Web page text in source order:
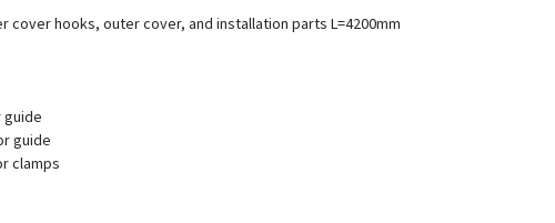
cover hooks, outer cover, and installation parts L=4200mm
guide
guide
clamps